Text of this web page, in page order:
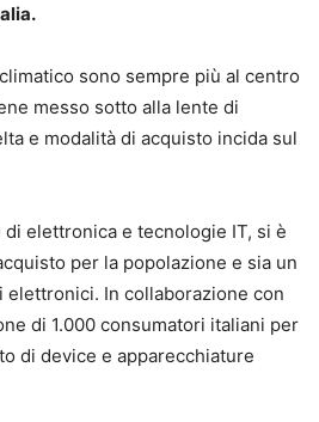
sono sempre più al centro
messo sotto alla lente di
e modalità di acquisto incida sul
elettronica e tecnologie IT, si è
per la popolazione e sia un
In collaborazione con
di 1.000 consumatori italiani per
di device e apparecchiature